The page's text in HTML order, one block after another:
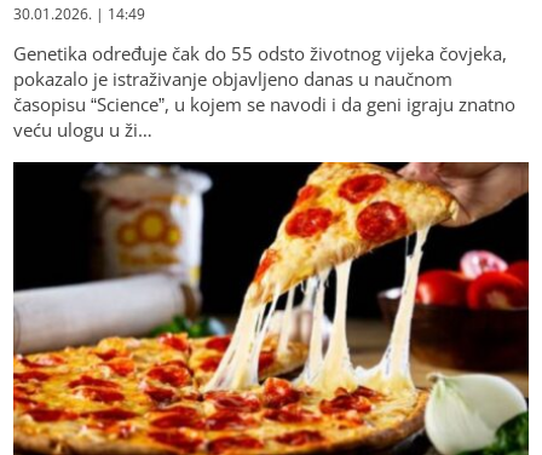
30.01.2026. | 14:49
Genetika određuje čak do 55 odsto životnog vijeka čovjeka,
pokazalo je istraživanje objavljeno danas u naučnom
časopisu “Science”, u kojem se navodi i da geni igraju znatno
veću ulogu u ži…